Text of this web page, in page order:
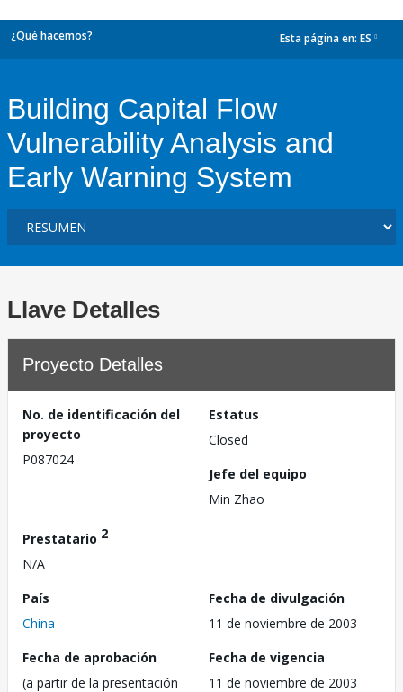
¿Qué hacemos? Esta página en: ES
Building Capital Flow
Vulnerability Analysis and
Early Warning System
Llave Detalles
Proyecto Detalles
No. de identificación del
proyecto
P087024
Estatus
Closed
Jefe del equipo
Min Zhao
Prestatario 2
N/A
País
China
Fecha de divulgación
11 de noviembre de 2003
Fecha de aprobación
(a partir de la presentación
Fecha de vigencia
11 de noviembre de 2003